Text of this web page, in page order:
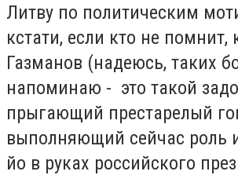
Литву по политическим
кстати, если кто не помнит,
Газманов (надеюсь, таких
напоминаю - это такой
прыгающий престарелый
выполняющий сейчас роль
йо в руках российского